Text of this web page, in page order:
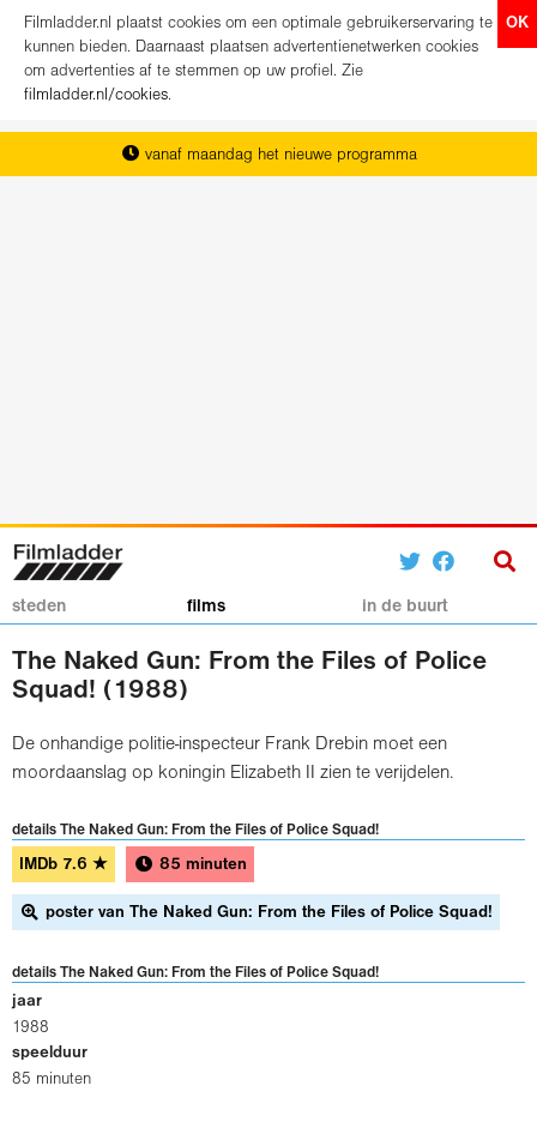
OK
Filmladder.nl plaatst cookies om een optimale gebruikerservaring te
kunnen bieden. Daarnaast plaatsen advertentienetwerken cookies
om advertenties af te stemmen op uw profiel. Zie
filmladder.nl/cookies.
vanaf maandag het nieuwe programma
het complete overzicht van Nederland
koop direct je kaartjes
steden films in de buurt
The Naked Gun: From the Files of Police
Squad! (1988)
De onhandige politie-inspecteur Frank Drebin moet een
moordaanslag op koningin Elizabeth II zien te verijdelen.
details The Naked Gun: From the Files of Police Squad!
IMDb 7.6 ★ 85 minuten
poster van The Naked Gun: From the Files of Police Squad!
details The Naked Gun: From the Files of Police Squad!
jaar
1988
speelduur
85 minuten